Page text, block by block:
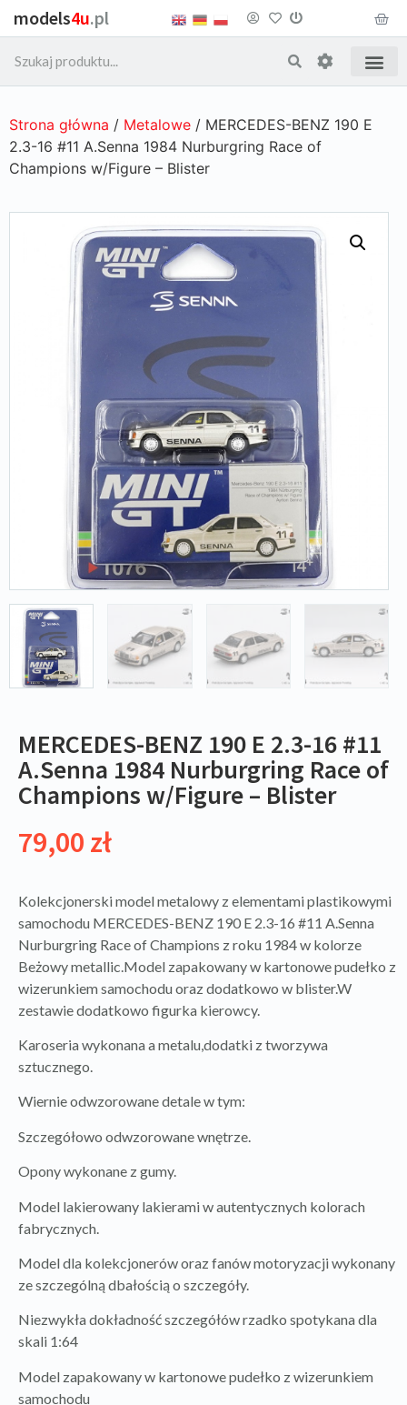
models4u.pl
Strona główna / Metalowe / MERCEDES-BENZ 190 E
2.3-16 #11 A.Senna 1984 Nurburgring Race of
Champions w/Figure – Blister
MERCEDES-BENZ 190 E 2.3-16 #11
A.Senna 1984 Nurburgring Race of
Champions w/Figure – Blister
79,00 zł
Kolekcjonerski model metalowy z elementami plastikowymi
samochodu MERCEDES-BENZ 190 E 2.3-16 #11 A.Senna
Nurburgring Race of Champions z roku 1984 w kolorze
Beżowy metallic.Model zapakowany w kartonowe pudełko z
wizerunkiem samochodu oraz dodatkowo w blister.W
zestawie dodatkowo figurka kierowcy.
Karoseria wykonana a metalu,dodatki z tworzywa
sztucznego.
Wiernie odwzorowane detale w tym:
Szczegółowo odwzorowane wnętrze.
Opony wykonane z gumy.
Model lakierowany lakierami w autentycznych kolorach
fabrycznych.
Model dla kolekcjonerów oraz fanów motoryzacji wykonany
ze szczególną dbałością o szczegóły.
Niezwykła dokładność szczegółów rzadko spotykana dla
skali 1:64
Model zapakowany w kartonowe pudełko z wizerunkiem
samochodu